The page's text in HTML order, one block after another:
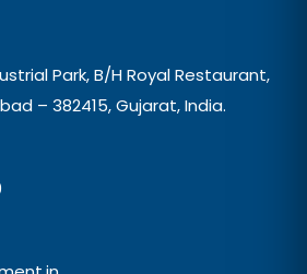
Park, B/H Royal Restaurant,
– 382415, Gujarat, India.